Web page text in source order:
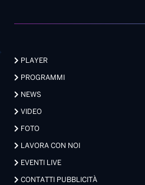
PLAYER
PROGRAMMI
NEWS
VIDEO
FOTO
LAVORA CON NOI
EVENTI LIVE
CONTATTI PUBBLICITÀ